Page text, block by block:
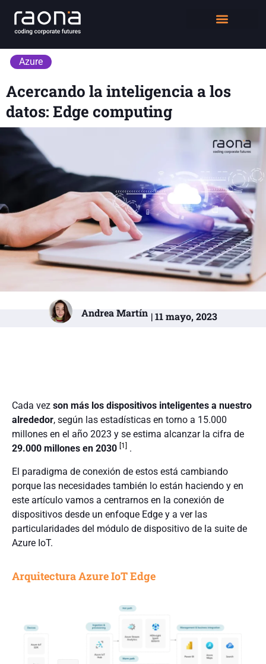
Azure
Acercando la inteligencia a los
datos: Edge computing
Andrea Martín | 11 mayo, 2023
Cada vez son más los dispositivos inteligentes a nuestro
alrededor, según las estadísticas en torno a 15.000
millones en el año 2023 y se estima alcanzar la cifra de
29.000 millones en 2030 [1] .
El paradigma de conexión de estos está cambiando
porque las necesidades también lo están haciendo y en
este artículo vamos a centrarnos en la conexión de
dispositivos desde un enfoque Edge y a ver las
particularidades del módulo de dispositivo de la suite de
Azure IoT.
Arquitectura Azure IoT Edge